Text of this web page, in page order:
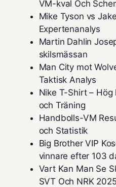
VM-kval Och
Mike Tyson vs
Expertenanalys
Martin Dahlin
skilsmässan
Man City mot
Taktisk Analys
Nike T-Shirt – Hög
och Träning
Handbolls-VM
och Statistik
Big Brother VIP
vinnare efter 103
Vart Kan Man Se
SVT Och NRK